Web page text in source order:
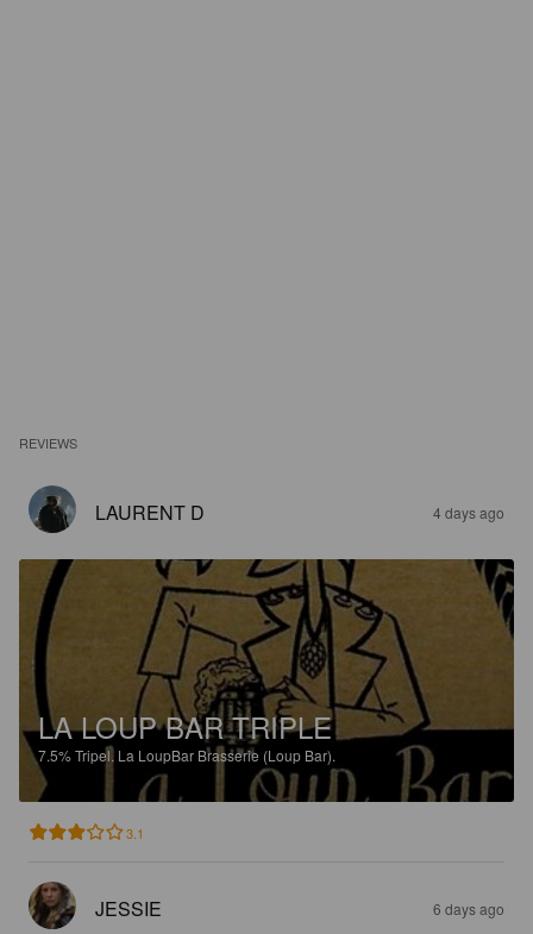
REVIEWS
LAURENT D 4 days ago
LA LOUP BAR TRIPLE
7.5%Tripel. La LoupBar Brasserie (Loup Bar).
3.1
JESSIE 6 days ago